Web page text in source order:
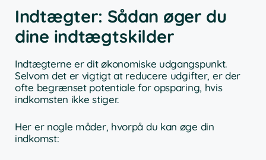
Indtægter: Sådan øger du
dine indtægtskilder
Indtægterne er dit økonomiske udgangspunkt.
Selvom det er vigtigt at reducere udgifter, er der
ofte begrænset potentiale for opsparing, hvis
indkomsten ikke stiger.
Her er nogle måder, hvorpå du kan øge din
indkomst: